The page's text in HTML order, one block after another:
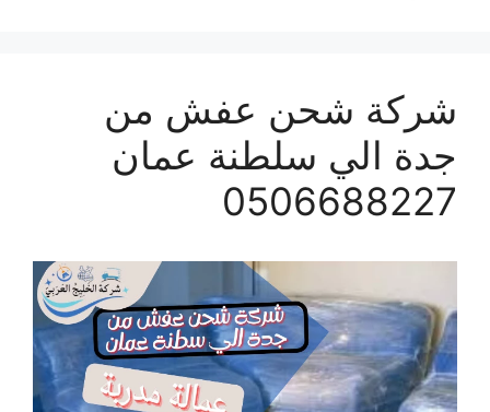
شركة شحن عفش من
جدة الي سلطنة عمان
0506688227